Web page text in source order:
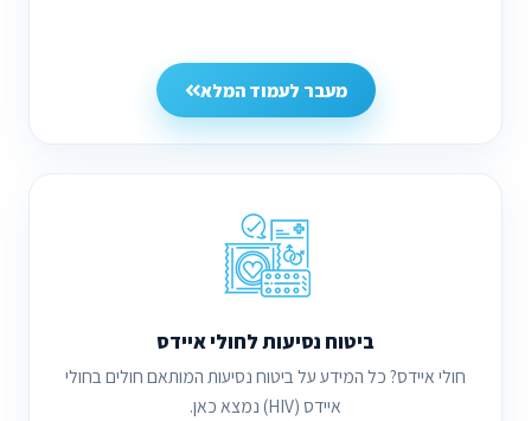
מעבר לעמוד המלא
ביטוח נסיעות לחולי איידס
חולי איידס? כל המידע על ביטוח נסיעות המותאם חולים בחולי
איידס (HIV) נמצא כאן.